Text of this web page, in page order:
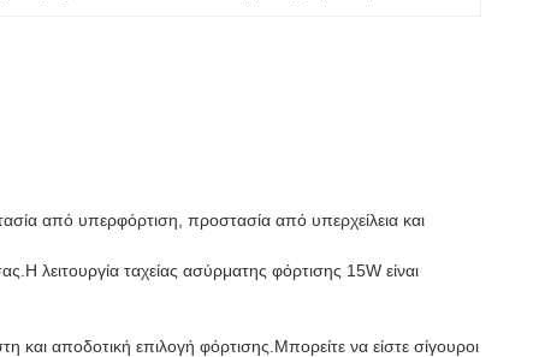
από υπερφόρτιση, προστασία από υπερχείλεια και
λειτουργία ταχείας ασύρματης φόρτισης 15W είναι
και αποδοτική επιλογή φόρτισης.Μπορείτε να είστε σίγουροι